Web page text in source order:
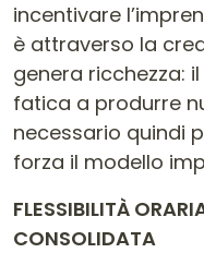
incentivare
è attraverso la
genera ricchezza:
fatica a produrre
necessario quindi
forza il modello
FLESSIBILITÀ
CONSOLIDATA